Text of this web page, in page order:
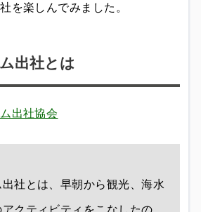
を楽しんでみました。
出社とは
出社協会
社とは、早朝から観光、海水
クティビティをこなしたの